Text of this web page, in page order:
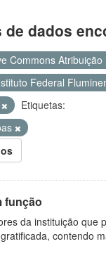
dados
Commons Atribuição
Federal
Etiquetas:
função
da instituição que
contendo